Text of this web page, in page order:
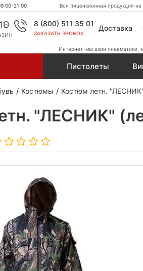
21:00 Вся лицензионная продукция
8 (800) 511 35 01
ЗАКАЗАТЬ ЗВОНОК
Доставка
Интернет-магазин пневматики,
Пистолеты
Костюмы Костюм летн.
"ЛЕСНИК"